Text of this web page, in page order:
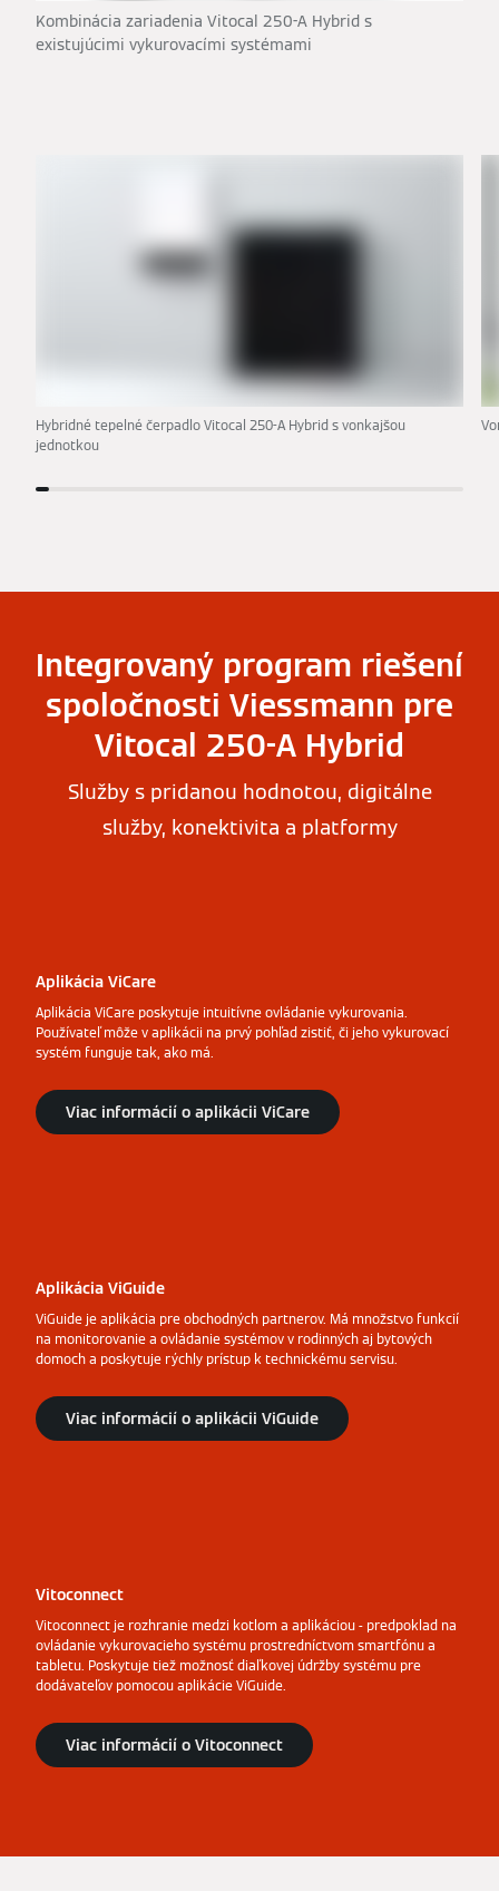
Kombinácia zariadenia Vitocal 250-A Hybrid s
existujúcimi vykurovacími systémami
Hybridné tepelné čerpadlo Vitocal 250-A Hybrid s vonkajšou
jednotkou
Integrovaný program riešení
spoločnosti Viessmann pre
Vitocal 250-A Hybrid
Služby s pridanou hodnotou, digitálne
služby, konektivita a platformy
Aplikácia ViCare
Aplikácia ViCare poskytuje intuitívne ovládanie vykurovania.
Používateľ môže v aplikácii na prvý pohľad zistiť, či jeho vykurovací
systém funguje tak, ako má.
Viac informácií o aplikácii ViCare
Aplikácia ViGuide
ViGuide je aplikácia pre obchodných partnerov. Má množstvo funkcií
na monitorovanie a ovládanie systémov v rodinných aj bytových
domoch a poskytuje rýchly prístup k technickému servisu.
Viac informácií o aplikácii ViGuide
Vitoconnect
Vitoconnect je rozhranie medzi kotlom a aplikáciou - predpoklad na
ovládanie vykurovacieho systému prostredníctvom smartfónu a
tabletu. Poskytuje tiež možnosť diaľkovej údržby systému pre
dodávateľov pomocou aplikácie ViGuide.
Viac informácií o Vitoconnect